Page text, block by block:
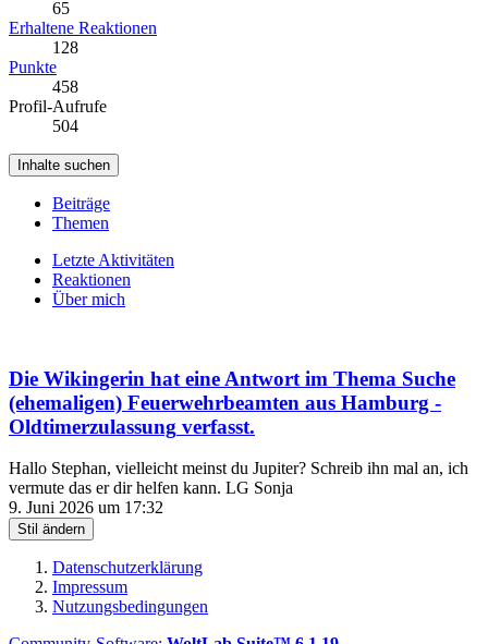
65
Erhaltene Reaktionen
128
Punkte
458
Profil-Aufrufe
504
Inhalte suchen
Beiträge
Themen
Letzte Aktivitäten
Reaktionen
Über mich
Die Wikingerin hat eine Antwort im Thema Suche
(ehemaligen) Feuerwehrbeamten aus Hamburg -
Oldtimerzulassung verfasst.
Hallo Stephan, vielleicht meinst du Jupiter? Schreib ihn mal an, ich
vermute das er dir helfen kann. LG Sonja
9. Juni 2026 um 17:32
Stil ändern
Datenschutzerklärung
Impressum
Nutzungsbedingungen